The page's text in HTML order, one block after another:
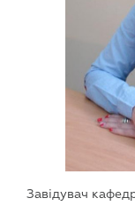
Завідувач